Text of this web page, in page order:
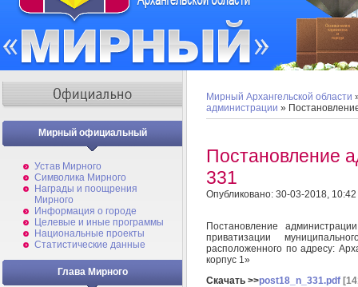
Мирный официальный
Устав Мирного
Символика Мирного
Награды и поощрения
Мирного
Информация о городе
Целевые и иные программы
Национальные проекты
Статистические данные
Глава Мирного
Мирный Архангельской области
администрации »
Постановление
331
Опубликовано: 30-03-2018, 10:42
Постановление
приватизации
расположенного по адресу:
корпус 1»
Скачать >>post18_n_331.pdf